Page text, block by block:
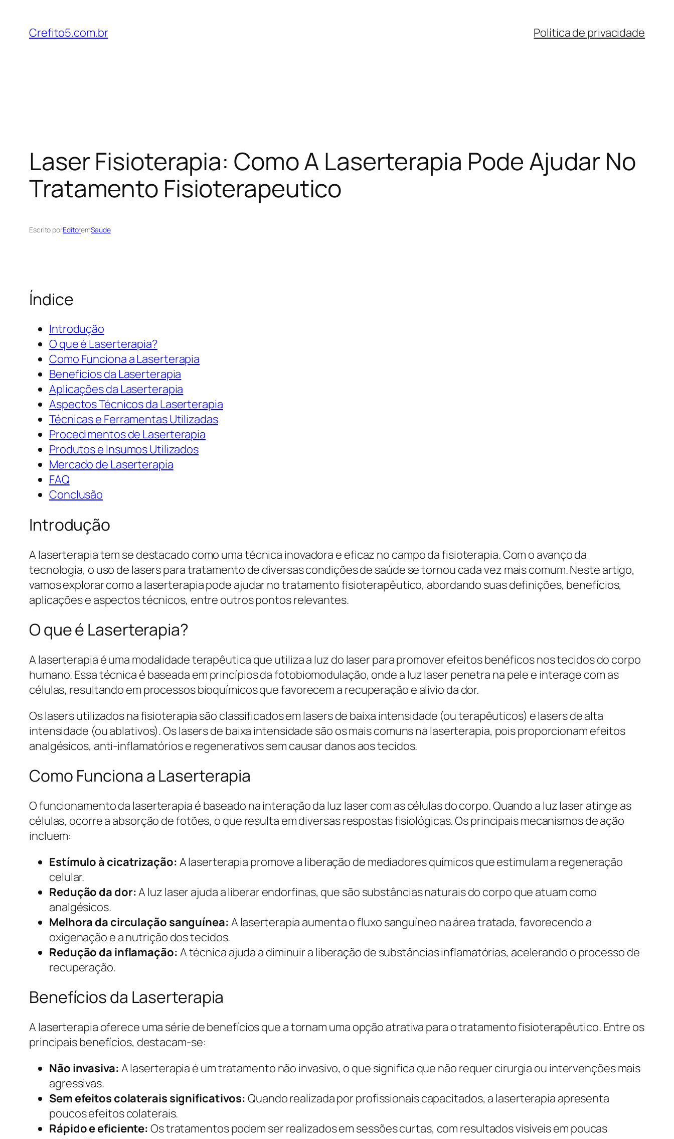
Crefito5.com.br Política de privacidade
Laser Fisioterapia: Como A Laserterapia Pode Ajudar No
Tratamento Fisioterapeutico
Escrito porEditoremSaúde
Índice
Introdução
O que é Laserterapia?
Como Funciona a Laserterapia
Benefícios da Laserterapia
Aplicações da Laserterapia
Aspectos Técnicos da Laserterapia
Técnicas e Ferramentas Utilizadas
Procedimentos de Laserterapia
Produtos e Insumos Utilizados
Mercado de Laserterapia
FAQ
Conclusão
Introdução
A laserterapia tem se destacado como uma técnica inovadora e eficaz no campo da fisioterapia. Com o avanço da
tecnologia, o uso de lasers para tratamento de diversas condições de saúde se tornou cada vez mais comum. Neste artigo,
vamos explorar como a laserterapia pode ajudar no tratamento fisioterapêutico, abordando suas definições, benefícios,
aplicações e aspectos técnicos, entre outros pontos relevantes.
O que é Laserterapia?
A laserterapia é uma modalidade terapêutica que utiliza a luz do laser para promover efeitos benéficos nos tecidos do corpo
humano. Essa técnica é baseada em princípios da fotobiomodulação, onde a luz laser penetra na pele e interage com as
células, resultando em processos bioquímicos que favorecem a recuperação e alívio da dor.
Os lasers utilizados na fisioterapia são classificados em lasers de baixa intensidade (ou terapêuticos) e lasers de alta
intensidade (ou ablativos). Os lasers de baixa intensidade são os mais comuns na laserterapia, pois proporcionam efeitos
analgésicos, anti-inflamatórios e regenerativos sem causar danos aos tecidos.
Como Funciona a Laserterapia
O funcionamento da laserterapia é baseado na interação da luz laser com as células do corpo. Quando a luz laser atinge as
células, ocorre a absorção de fotões, o que resulta em diversas respostas fisiológicas. Os principais mecanismos de ação
incluem:
Estímulo à cicatrização: A laserterapia promove a liberação de mediadores químicos que estimulam a regeneração
celular.
Redução da dor:A luz laser ajuda a liberar endorfinas, que são substâncias naturais do corpo que atuam como
analgésicos.
Melhora da circulação sanguínea: A laserterapia aumenta o fluxo sanguíneo na área tratada, favorecendo a
oxigenação e a nutrição dos tecidos.
Redução da inflamação: A técnica ajuda a diminuir a liberação de substâncias inflamatórias, acelerando o processo de
recuperação.
Benefícios da Laserterapia
A laserterapia oferece uma série de benefícios que a tornam uma opção atrativa para o tratamento fisioterapêutico. Entre os
principais benefícios, destacam-se:
Não invasiva: A laserterapia é um tratamento não invasivo, o que significa que não requer cirurgia ou intervenções mais
agressivas.
Sem efeitos colaterais significativos: Quando realizada por profissionais capacitados, a laserterapia apresenta
poucos efeitos colaterais.
Rápido e eficiente: Os tratamentos podem ser realizados em sessões curtas, com resultados visíveis em poucas